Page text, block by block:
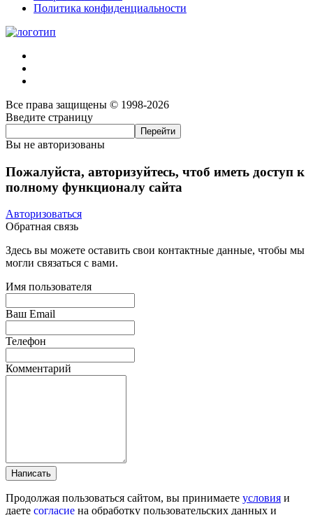
Политика конфиденциальности
Все права защищены © 1998-2026
Введите страницу
Вы не авторизованы
Пожалуйста, авторизуйтесь, чтоб иметь доступ к
полному функционалу сайта
Авторизоваться
Обратная связь
Здесь вы можете оставить свои контактные данные, чтобы мы
могли связаться с вами.
Имя пользователя
Ваш Email
Телефон
Комментарий
Написать
Продолжая пользоваться сайтом, вы принимаете условия и
даете согласие на обработку пользовательских данных и